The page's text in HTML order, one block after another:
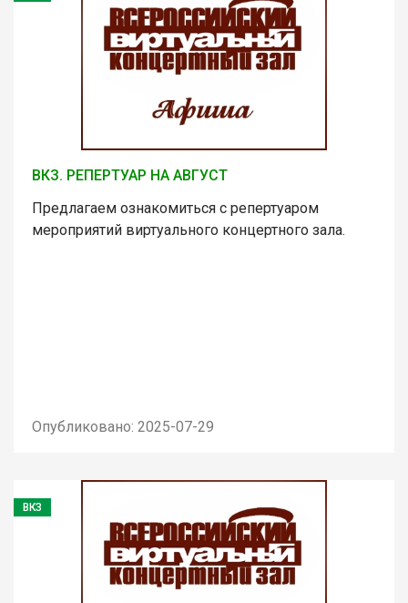
ВКЗ. РЕПЕРТУАР НА АВГУСТ
Предлагаем ознакомиться с репертуаром
мероприятий виртуального концертного зала.
Опубликовано: 2025-07-29
ВКЗ